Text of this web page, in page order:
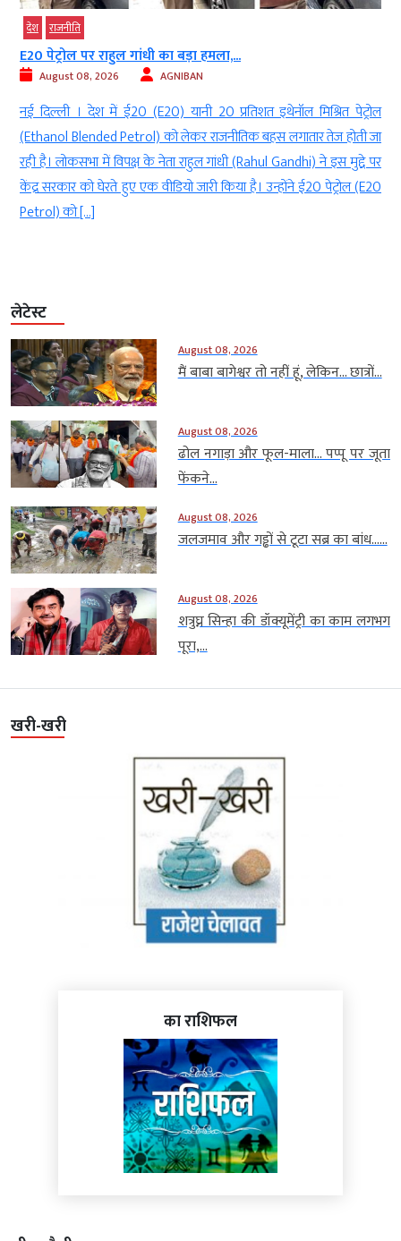
देश राजनीति
E20 पेट्रोल पर राहुल गांधी का बड़ा हमला,...
August 08, 2026 AGNIBAN
नई दिल्ली । देश में ई20 (E20) यानी 20 प्रतिशत इथेनॉल मिश्रित पेट्रोल
(Ethanol Blended Petrol) को लेकर राजनीतिक बहस लगातार तेज होती जा
रही है। लोकसभा में विपक्ष के नेता राहुल गांधी (Rahul Gandhi) ने इस मुद्दे पर
केंद्र सरकार को घेरते हुए एक वीडियो जारी किया है। उन्होंने ई20 पेट्रोल (E20
Petrol) को […]
लेटेस्ट
August 08, 2026
मैं बाबा बागेश्वर तो नहीं हूं, लेकिन… छात्रों...
August 08, 2026
ढोल नगाड़ा और फूल-माला… पप्पू पर जूता
फेंकने...
August 08, 2026
जलजमाव और गड्ढों से टूटा सब्र का बांध…...
August 08, 2026
शत्रुघ्न सिन्हा की डॉक्यूमेंट्री का काम लगभग
पूरा,...
खरी-खरी
का राशिफल